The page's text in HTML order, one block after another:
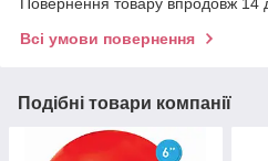
Всі умови повернення
Подібні товари компанії